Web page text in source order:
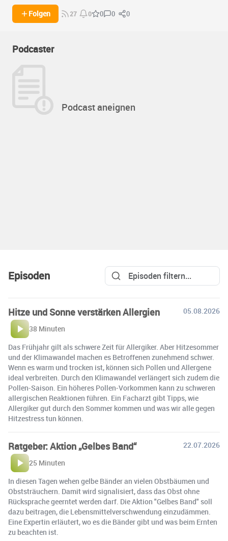
Folgen 27 0 0 0 0
Podcaster
Podcast aneignen
Episoden
Hitze und Sonne verstärken Allergien
05.08.2026
38 Minuten
Das Frühjahr gilt als schwere Zeit für Allergiker. Aber Hitzesommer
und der Klimawandel machen es Betroffenen zunehmend schwer.
Wenn es warm und trocken ist, können sich Pollen und Allergene
ideal verbreiten. Durch den Klimawandel verlängert sich zudem die
Pollen-Saison. Ein höheres Pollen-Vorkommen kann zu schweren
allergischen Reaktionen führen. Ein Facharzt gibt Tipps, wie
Allergiker gut durch den Sommer kommen und was wir alle gegen
Hitzestress tun können.
Ratgeber: Aktion „Gelbes Band“
22.07.2026
25 Minuten
In diesen Tagen wehen gelbe Bänder an vielen Obstbäumen und
Obststräuchern. Damit wird signalisiert, dass das Obst ohne
Rücksprache geerntet werden darf. Die Aktion "Gelbes Band" soll
dazu beitragen, die Lebensmittelverschwendung einzudämmen.
Eine Expertin erläutert, wo es die Bänder gibt und was beim Ernten
zu beachten ist.